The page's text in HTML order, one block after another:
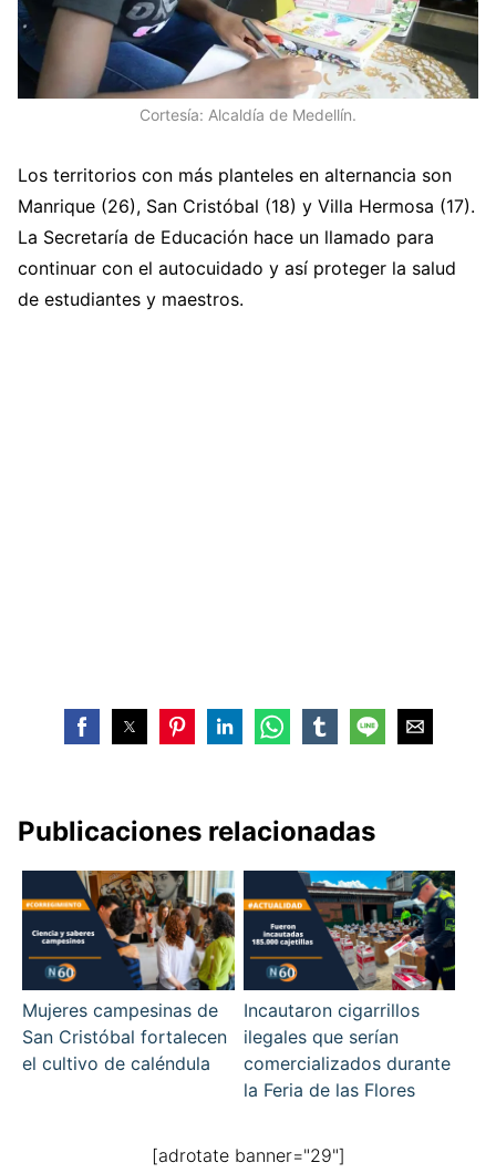
Cortesía: Alcaldía de Medellín.
Los territorios con más planteles en alternancia son
Manrique (26), San Cristóbal (18) y Villa Hermosa (17).
La Secretaría de Educación hace un llamado para
continuar con el autocuidado y así proteger la salud
de estudiantes y maestros.
Publicaciones relacionadas
Mujeres campesinas de
San Cristóbal fortalecen
el cultivo de caléndula
Incautaron cigarrillos
ilegales que serían
comercializados durante
la Feria de las Flores
[adrotate banner="29"]